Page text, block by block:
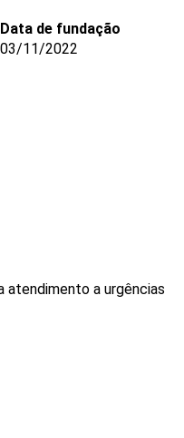
Data de fundação
03/11/2022
a urgências